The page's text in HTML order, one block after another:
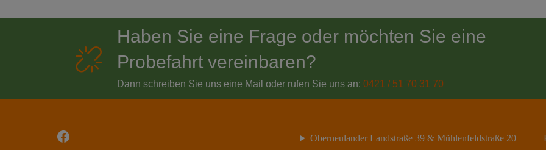
Haben Sie eine Frage oder möchten Sie eine
Probefahrt vereinbaren?
Dann schreiben Sie uns eine Mail oder rufen Sie uns an: 0421 / 51 70 31 70
Facebook Oberneulander Landstraße 39 & Mühlenfeldstraße 20